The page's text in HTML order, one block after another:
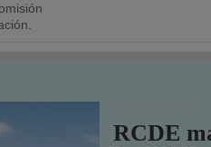
RCDE